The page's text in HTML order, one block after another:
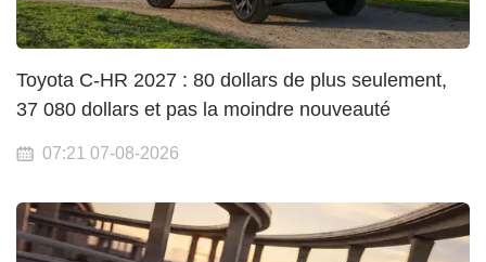
Toyota C-HR 2027 : 80 dollars de plus seulement,
37 080 dollars et pas la moindre nouveauté
07:21 07-08-2026